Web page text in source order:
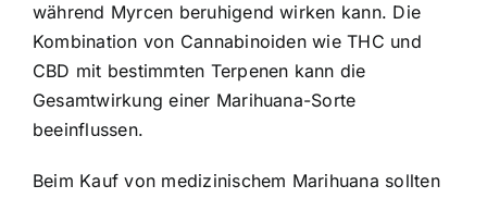
während Myrcen beruhigend wirken kann. Die
Kombination von Cannabinoiden wie THC und
CBD mit bestimmten Terpenen kann die
Gesamtwirkung einer Marihuana-Sorte
beeinflussen.
Beim Kauf von medizinischem Marihuana sollten